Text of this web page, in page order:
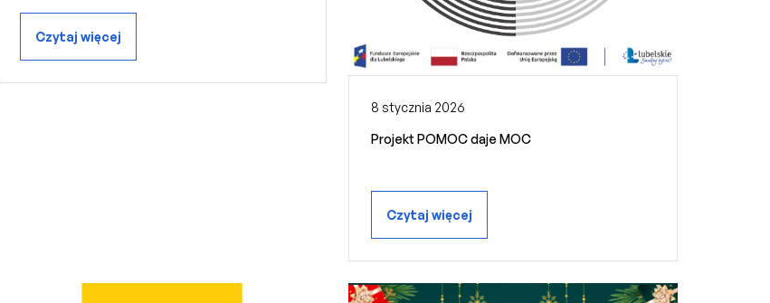
Czytaj więcej
8 stycznia 2026
Projekt POMOC daje MOC
Czytaj więcej